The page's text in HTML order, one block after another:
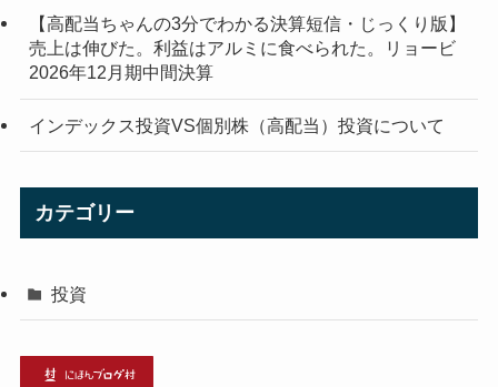
【高配当ちゃんの3分でわかる決算短信・じっくり版】
売上は伸びた。利益はアルミに食べられた。リョービ
2026年12月期中間決算
インデックス投資VS個別株（高配当）投資について
カテゴリー
投資